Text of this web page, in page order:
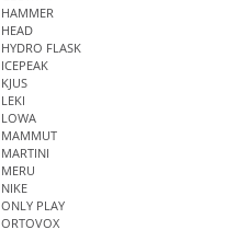
HAMMER
HEAD
HYDRO FLASK
ICEPEAK
KJUS
LEKI
LOWA
MAMMUT
MARTINI
MERU
NIKE
ONLY PLAY
ORTOVOX